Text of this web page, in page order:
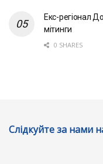
Екс-регіонал
мітинги
0 SHARES
Слідкуйте за нами